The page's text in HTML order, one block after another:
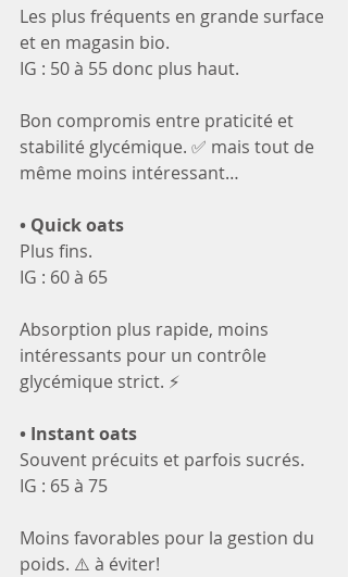
Les plus fréquents en grande surface
et en magasin bio.
IG : 50 à 55 donc plus haut.
Bon compromis entre praticité et
stabilité glycémique. ✅ mais tout de
même moins intéressant…
• Quick oats
Plus fins.
IG : 60 à 65
Absorption plus rapide, moins
intéressants pour un contrôle
glycémique strict. ⚡
• Instant oats
Souvent précuits et parfois sucrés.
IG : 65 à 75
Moins favorables pour la gestion du
poids. ⚠️ à éviter!